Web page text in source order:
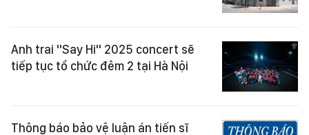
Anh trai "Say Hi" 2025 concert sẽ
tiếp tục tổ chức đêm 2 tại Hà Nội
Thông báo bảo vệ luận án tiến sĩ